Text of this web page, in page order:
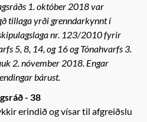
1. október 2018 var
tillaga yrði grenndarkynnt í
nr. 123/2010 fyrir
5, 8, 14, og 16 og Tónahvarfs 3.
2. nóvember 2018. Engar
bárust.
- 38
erindið og vísar til afgreiðslu